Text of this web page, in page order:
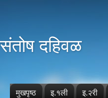
संतोष दहिवळ
मुखपृष्ठ इ.१ली इ.२री